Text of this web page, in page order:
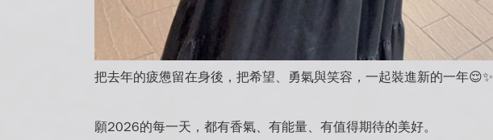
把去年的疲憊留在身後，把希望、勇氣與笑容，一起裝進新的一年😌✨
願2026的每一天，都有香氣、有能量、有值得期待的美好。